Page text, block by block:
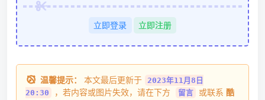
立即登录 立即注册
温馨提示： 本文最后更新于 2023年11月8日
20:30
，若内容或图片失效，请在下方 留言 或联系 酷